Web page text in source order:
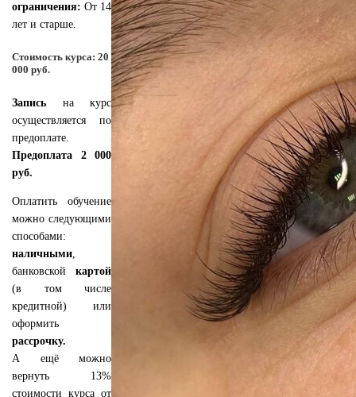
ограничения: От 14
лет и старше.
Стоимость курса: 20
000 руб.
Запись на курс
осуществляется по
предоплате.
Предоплата 2 000
руб.
Оплатить обучение
можно следующими
способами:
наличными
банковской картой
(в том числе
кредитной) или
оформить
рассрочку.
А ещё можно
вернуть 13%
стоимости курса от